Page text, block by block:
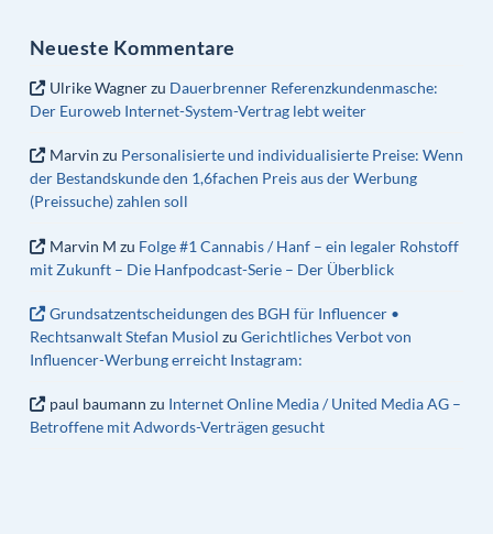
Neueste Kommentare
Ulrike Wagnerzu Dauerbrenner Referenzkundenmasche:
Der Euroweb Internet-System-Vertrag lebt weiter
Marvin zu Personalisierte und individualisierte Preise: Wenn
der Bestandskunde den 1,6fachen Preis aus der Werbung
(Preissuche) zahlen soll
Marvin M zu Folge #1 Cannabis / Hanf – ein legaler Rohstoff
mit Zukunft – Die Hanfpodcast-Serie – Der Überblick
Grundsatzentscheidungen des BGH für Influencer •
Rechtsanwalt Stefan Musiol zu Gerichtliches Verbot von
Influencer-Werbung erreicht Instagram:
paul baumann zu Internet Online Media / United Media AG –
Betroffene mit Adwords-Verträgen gesucht